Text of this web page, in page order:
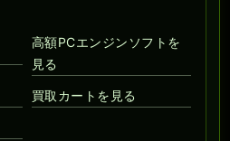
高額PCエンジンソフトを
見る
買取カートを見る